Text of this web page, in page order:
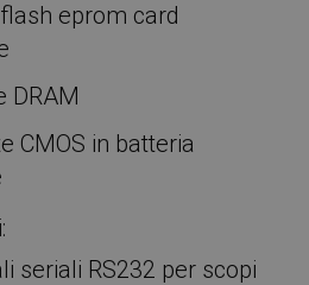
eprom card
DRAM
CMOS in batteria
seriali RS232 per scopi